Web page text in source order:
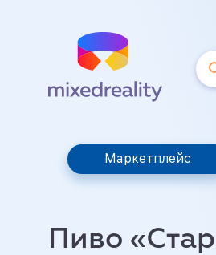
Маркетплейс
Пиво